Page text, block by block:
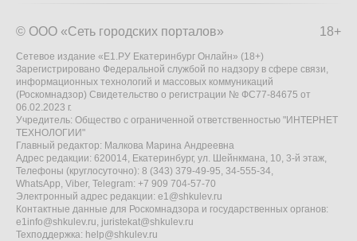
18+
© ООО «Сеть городских порталов»
Сетевое издание «Е1.РУ Екатеринбург Онлайн» (18+)
Зарегистрировано Федеральной службой по надзору в сфере связи,
информационных технологий и массовых коммуникаций
(Роскомнадзор) Свидетельство о регистрации № ФС77-84675 от
06.02.2023 г.
Учредитель: Общество с ограниченной ответственностью "ИНТЕРНЕТ
ТЕХНОЛОГИИ"
Главный редактор: Малкова Марина Андреевна
Адрес редакции: 620014, Екатеринбург, ул. Шейнкмана, 10, 3-й этаж,
Телефоны (круглосуточно): 8 (343) 379-49-95, 34-555-34,
WhatsApp, Viber, Telegram: +7 909 704-57-70
Электронный адрес редакции: e1@shkulev.ru
Контактные данные для Роскомнадзора и государственных органов:
e1info@shkulev.ru, juristekat@shkulev.ru
Техподдержка: help@shkulev.ru